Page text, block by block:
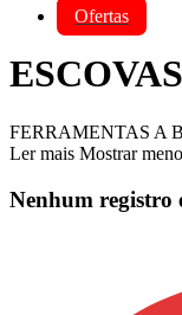
Ofertas
FERRAMENTAS A
Ler mais Mostrar
Nenhum registro